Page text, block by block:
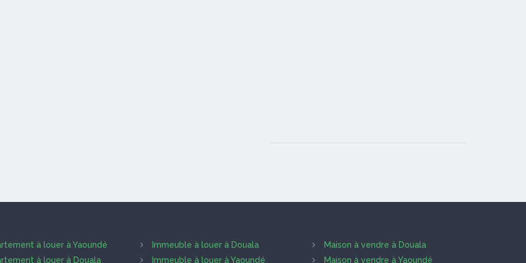
à louer à Yaoundé
à louer à Douala
Immeuble à louer à Douala
Immeuble à louer à Yaoundé
Maison à vendre à Douala
Maison à vendre à Yaoundé